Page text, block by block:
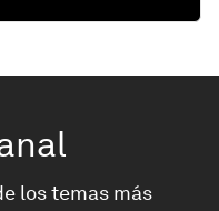
los temas más